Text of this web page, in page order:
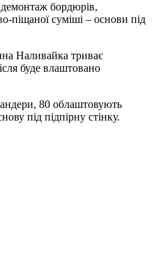
бордюрів,
піщаної суміші – основи під
Наливайка триває
буде влаштовано
80 облаштовують
під підпірну стінку.